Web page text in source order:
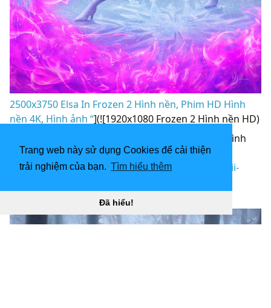
Trang web này sử dụng Cookies để cải thiện
trải nghiệm của bạn. Tìm hiểu thêm
Đã hiểu!
2500x3750 Elsa In Frozen 2 Hình nền, Phim HD Hình
nền 4K, Hình ảnh “](![1920x1080 Frozen 2 Hình nền HD)
ình
nền HD 1920x1080 Frozen 2 “]
https://wallpaperaccess.com/download/frozen-ii-